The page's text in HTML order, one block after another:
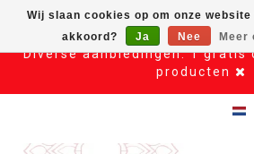
Diverse aanbiedingen: 1 gratis
producten
Wij slaan cookies op om onze
akkoord?
Ja Nee Meer